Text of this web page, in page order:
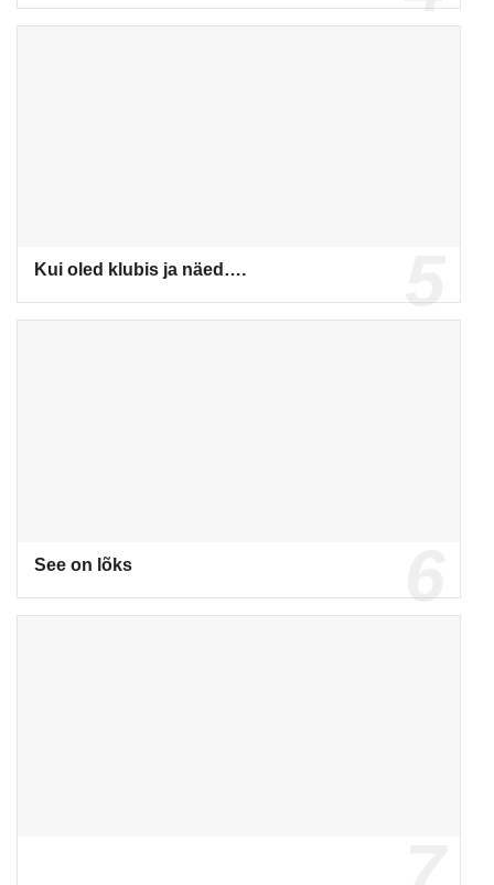
Kui oled klubis ja näed….
See on lõks